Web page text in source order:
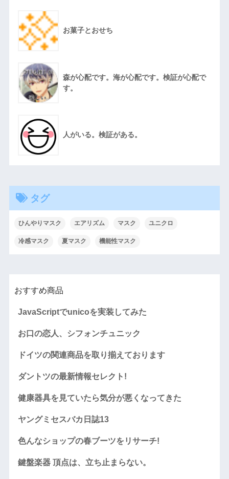
お菓子とおせち
森が心配です。海が心配です。検証が心配で
す。
人がいる。検証がある。
タグ
ひんやりマスク エアリズム マスク ユニクロ
冷感マスク 夏マスク 機能性マスク
おすすめ商品
JavaScriptでunicoを実装してみた
お口の恋人、シフォンチュニック
ドイツの関連商品を取り揃えております
ダントツの最新情報セレクト!
健康器具を見ていたら気分が悪くなってきた
ヤングミセスバカ日誌13
色んなショップの春ブーツをリサーチ!
鍵盤楽器 頂点は、立ち止まらない。